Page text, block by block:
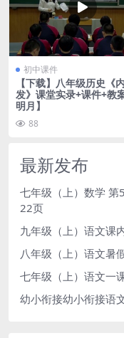
初中课件
【下载】八年级历史《
发》课堂实录+课件+教
明月】
88
最新发布
七年级（上）数学 第
22页
九年级（上）语文课
八年级（上）语文
七年级（上）语文一
幼小衔接幼小衔接语